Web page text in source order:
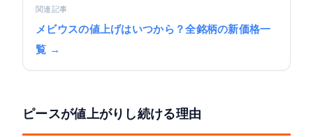
関連記事
メビウスの値上げはいつから？全銘柄の新価格一
覧 →
ピースが値上がりし続ける理由